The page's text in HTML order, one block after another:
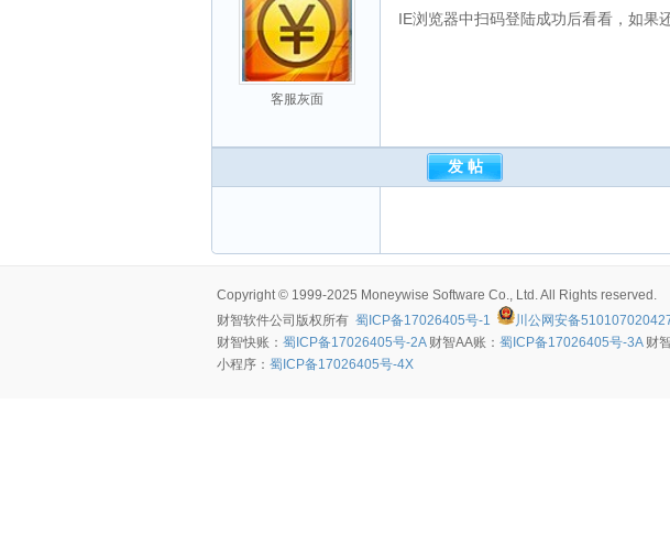
客服灰面
IE浏览器中扫码登陆成功后看看，如果
Copyright © 1999-2025 Moneywise Software Co., Ltd. All Rights reserved.
财智软件公司版权所有 蜀ICP备17026405号-1
川公网安备
财智快账： 蜀ICP备17026405号-2A财智AA账： 蜀ICP备17026405号-3A财
小程序： 蜀ICP备17026405号-4X